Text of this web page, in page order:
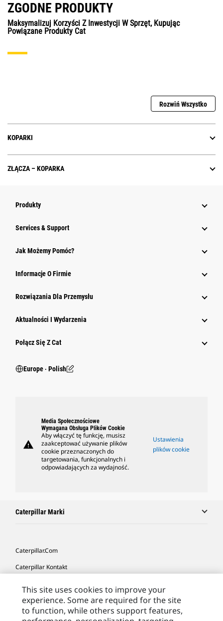
ZGODNE PRODUKTY
Maksymalizuj Korzyści Z Inwestycji W Sprzęt, Kupując
Powiązane Produkty Cat
Rozwiń Wszystko
KOPARKI
ZŁĄCZA – KOPARKA
Produkty
Services & Support
Jak Możemy Pomóc?
Informacje O Firmie
Rozwiązania Dla Przemysłu
Aktualności I Wydarzenia
Połącz Się Z Cat
Europe ‧ Polish
warning
Media Społecznościowe
Wymagana Obsługa Plików Cookie
Aby włączyć tę funkcję, musisz
zaakceptować używanie plików
cookie przeznaczonych do
targetowania, funkcjonalnych i
odpowiadających za wydajność.
Ustawienia
plików cookie
Caterpillar Marki
Caterpillar.com
Caterpillar Kontakt
Moje Preferencje Marketingowe
Site Map
This site uses cookies to improve your
experience. Some are required for the site
to function, while others support features,